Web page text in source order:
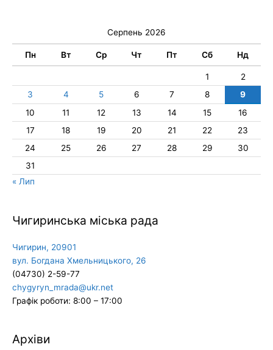
Серпень 2026
Пн Вт Ср Чт Пт Сб Нд
1
2
3
4 5 6 7 8
9
10
11 12 13 14 15
16
17
18 19 20 21 22
23
24
25 26 27 28 29
30
31
« Лип
Чигиринська міська рада
Чигирин, 20901
вул. Богдана Хмельницького, 26
(04730) 2-59-77
chygyryn_mrada@ukr.net
Графік роботи: 8:00 – 17:00
Архіви
Архіви